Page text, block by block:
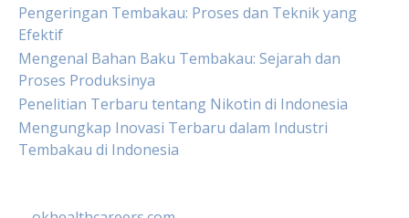
Pengeringan Tembakau: Proses dan Teknik yang
Efektif
Mengenal Bahan Baku Tembakau: Sejarah dan
Proses Produksinya
Penelitian Terbaru tentang Nikotin di Indonesia
Mengungkap Inovasi Terbaru dalam Industri
Tembakau di Indonesia